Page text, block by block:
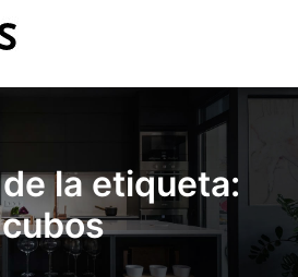
la etiqueta:
cubos